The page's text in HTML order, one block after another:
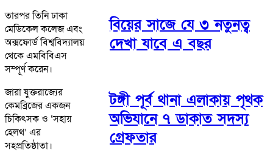
তারপর তিনি ঢাকা
মেডিকেল কলেজ এবং
অক্সফোর্ড বিশ্ববিদ্যালয়
থেকে এমবিবিএস
সম্পূর্ণ করেন।
জারা যুক্তরাজ্যের
কেমব্রিজের একজন
চিকিৎসক ও ‘সহায়
হেলথ’ এর
সহপ্রতিষ্ঠাতা।
বিয়ের সাজে যে ৩ নতুনত্ব
দেখা যাবে এ বছর
টঙ্গী পূর্ব থানা এলাকায় পৃথক
অভিযানে ৭ ডাকাত সদস্য
গ্রেফতার